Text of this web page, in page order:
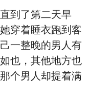
到了第二天早
穿着睡衣跑到客
一整晚的男人有
也，其他地方也
个男人却提着满